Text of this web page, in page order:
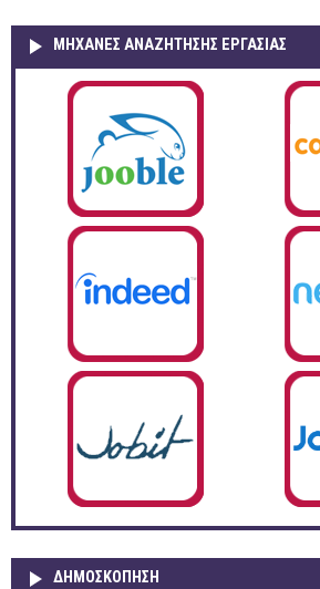
ΜΗΧΑΝΕΣ ΑΝΑΖΗΤΗΣΗΣ ΕΡΓΑΣΙΑΣ
ΔΗΜΟΣΚΌΠΗΣΗ